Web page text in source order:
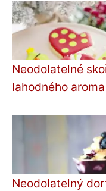
Neodolatelné
lahodného
Neodolatelný